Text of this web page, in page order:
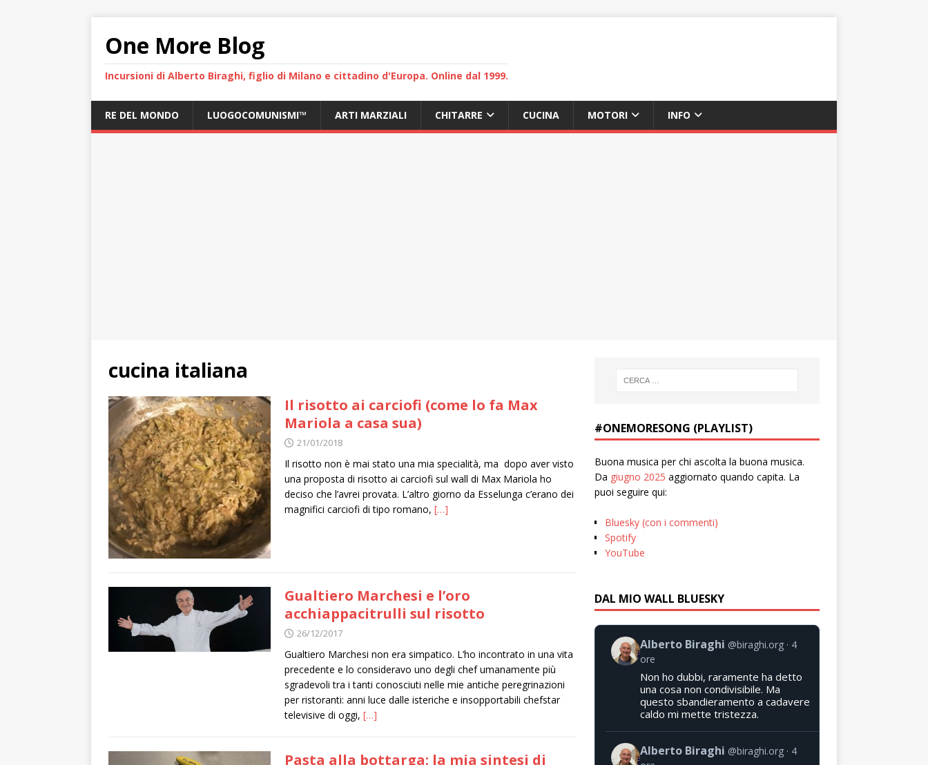
One More Blog
Incursioni di Alberto Biraghi, figlio di Milano e cittadino d'Europa. Online dal 1999.
RE DEL MONDO LUOGOCOMUNISMI™ ARTI MARZIALI CHITARRE CUCINA MOTORI INFO
cucina italiana
Il risotto ai carciofi (come lo fa Max
Mariola a casa sua)
21/01/2018
Il risotto non è mai stato una mia specialità, ma dopo aver visto
una proposta di risotto ai carciofi sul wall di Max Mariola ho
deciso che l’avrei provata. L’altro giorno da Esselunga c’erano dei
magnifici carciofi di tipo romano, […]
Gualtiero Marchesi e l’oro
acchiappacitrulli sul risotto
26/12/2017
Gualtiero Marchesi non era simpatico. L’ho incontrato in una vita
precedente e lo consideravo uno degli chef umanamente più
sgradevoli tra i tanti conosciuti nelle mie antiche peregrinazioni
per ristoranti: anni luce dalle isteriche e insopportabili chefstar
televisive di oggi, […]
Pasta alla bottarga: la mia sintesi di
#ONEMORESONG (PLAYLIST)
Buona musica per chi ascolta la buona musica.
Da giugno 2025 aggiornato quando capita. La
puoi seguire qui:
Bluesky (con i commenti)
Spotify
YouTube
DAL MIO WALL BLUESKY
Alberto Biraghi @biraghi.org
4
ore
Non ho dubbi, raramente ha detto
una cosa non condivisibile. Ma
questo sbandieramento a cadavere
caldo mi mette tristezza.
Alberto Biraghi @biraghi.org
4